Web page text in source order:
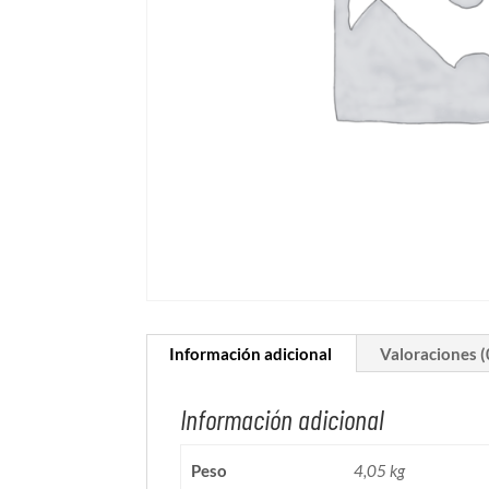
Información adicional Valoraciones
Información adicional
Peso 4,05 kg